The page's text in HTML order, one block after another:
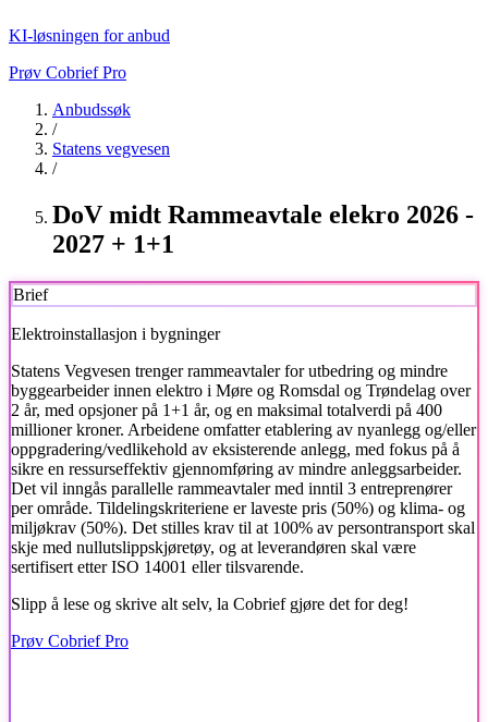
KI-løsningen for anbud
Prøv Cobrief Pro
Anbudssøk
/
Statens vegvesen
/
DoV midt Rammeavtale elekro 2026 -
2027 + 1+1
Brief
Elektroinstallasjon i bygninger
Statens Vegvesen trenger rammeavtaler for utbedring og mindre
byggearbeider innen elektro i Møre og Romsdal og Trøndelag over
2 år, med opsjoner på 1+1 år, og en maksimal totalverdi på 400
millioner kroner. Arbeidene omfatter etablering av nyanlegg og/eller
oppgradering/vedlikehold av eksisterende anlegg, med fokus på å
sikre en ressurseffektiv gjennomføring av mindre anleggsarbeider.
Det vil inngås parallelle rammeavtaler med inntil 3 entreprenører
per område. Tildelingskriteriene er laveste pris (50%) og klima- og
miljøkrav (50%). Det stilles krav til at 100% av persontransport skal
skje med nullutslippskjøretøy, og at leverandøren skal være
sertifisert etter ISO 14001 eller tilsvarende.
Slipp å lese og skrive alt selv, la Cobrief gjøre det for deg!
Prøv Cobrief Pro